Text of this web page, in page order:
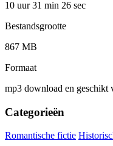
10 uur 31 min 26 sec
Bestandsgrootte
867 MB
Formaat
mp3 download en geschikt
Categorieën
Romantische fictie